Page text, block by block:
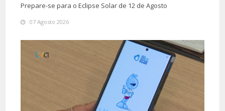
Prepare-se para o Eclipse Solar de 12 de Agosto
07 Agosto 2026